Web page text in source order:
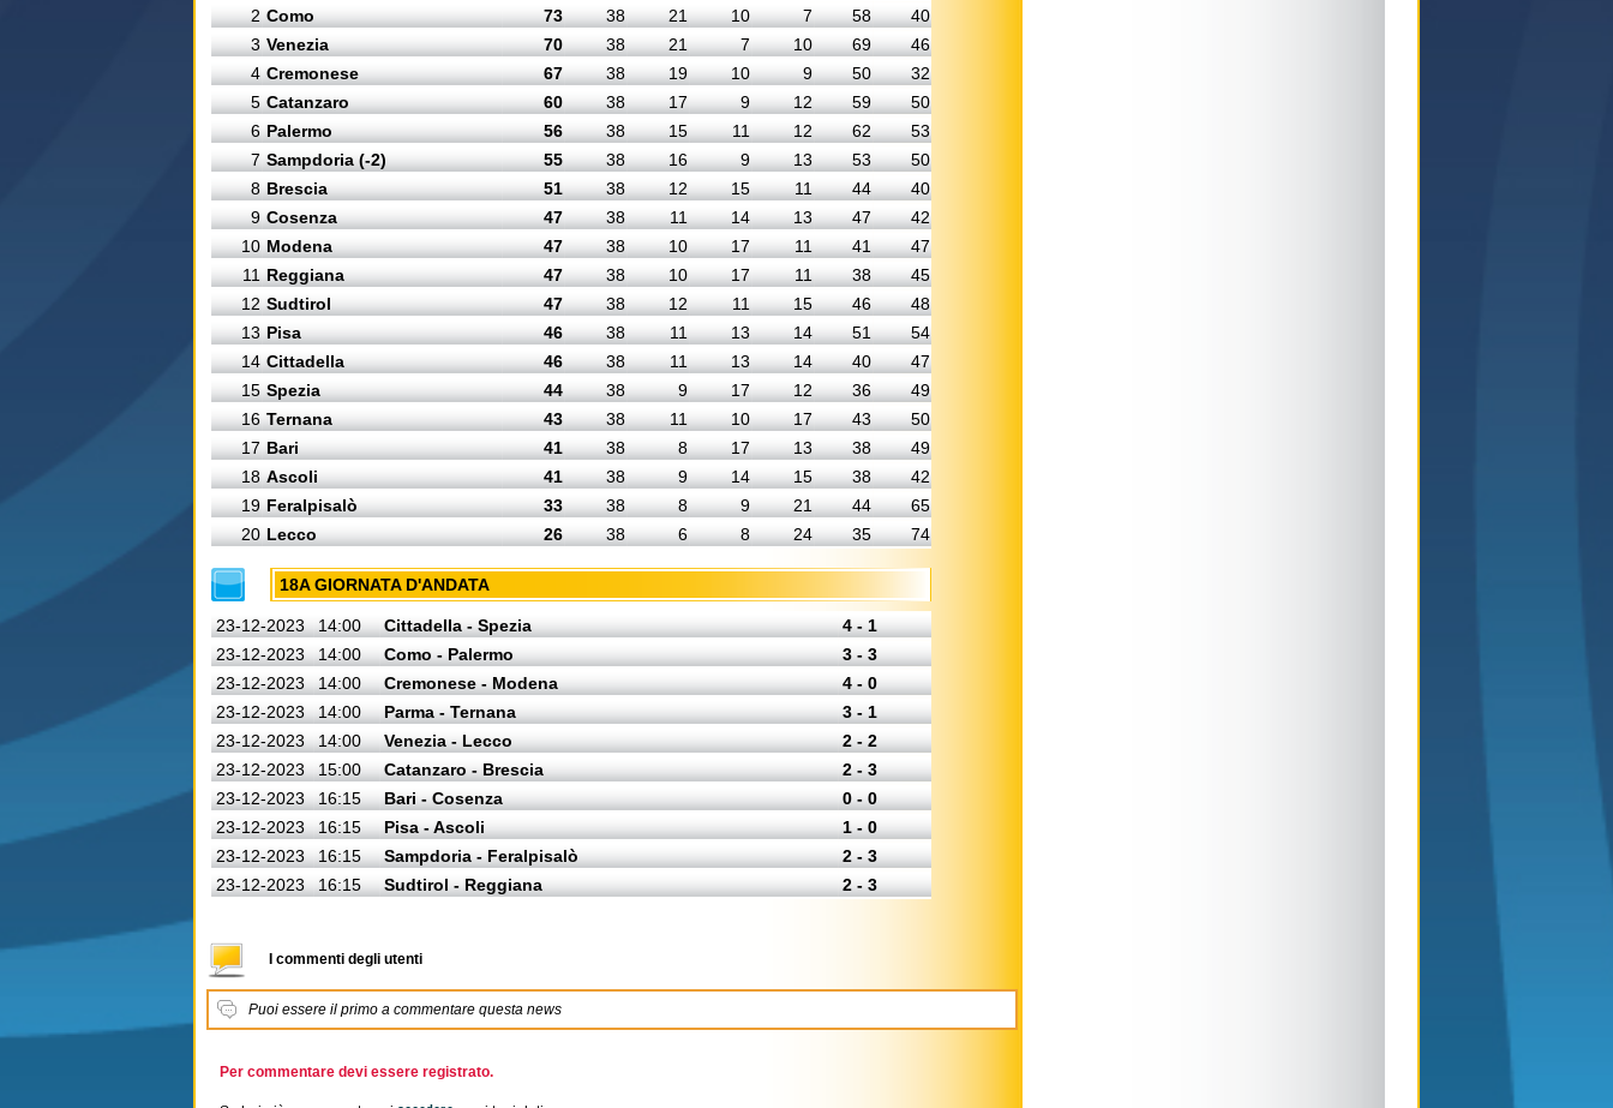
2 Como 73 38 21 10 7 58
40
3 Venezia 70 38 21 7 10 69
46
4 Cremonese 67 38 19 10 9 50
32
5 Catanzaro 60 38 17 9 12 59
50
6 Palermo 56 38 15 11 12 62
53
7 Sampdoria (-2) 55 38 16 9 13 53
50
8 Brescia 51 38 12 15 11 44
40
9 Cosenza 47 38 11 14 13 47
42
10 Modena 47 38 10 17 11 41
47
11 Reggiana 47 38 10 17 11 38
45
12 Sudtirol 47 38 12 11 15 46
48
13 Pisa 46 38 11 13 14 51
54
14 Cittadella 46 38 11 13 14 40
47
15 Spezia 44 38 9 17 12 36
49
16 Ternana 43 38 11 10 17 43
50
17 Bari 41 38 8 17 13 38
49
18 Ascoli 41 38 9 14 15 38
42
19 Feralpisalò 33 38 8 9 21 44
65
20 Lecco 26 38 6 8 24 35 74
18A GIORNATA D'ANDATA
23-12-2023 14:00 Cittadella - Spezia
4 - 1
23-12-2023
14:00 Como - Palermo
3 - 3
23-12-2023
14:00 Cremonese - Modena
4 - 0
23-12-2023
14:00 Parma - Ternana
3 - 1
23-12-2023
14:00 Venezia - Lecco
2 - 2
23-12-2023
15:00 Catanzaro - Brescia
2 - 3
23-12-2023
16:15 Bari - Cosenza
0 - 0
23-12-2023
16:15 Pisa - Ascoli
1 - 0
23-12-2023
16:15 Sampdoria - Feralpisalò
2 - 3
23-12-2023
16:15 Sudtirol - Reggiana 2 - 3
I commenti degli utenti
Puoi essere il primo a commentare questa news
Per commentare devi essere registrato.